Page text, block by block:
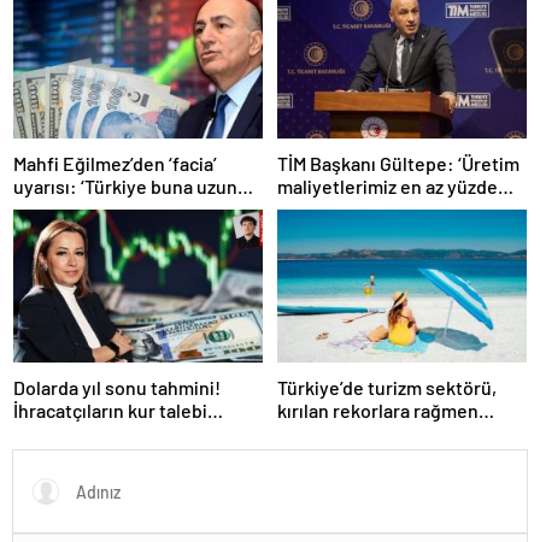
Mahfi Eğilmez’den ‘facia’
uyarısı: ‘Türkiye buna uzun
süre katlanamaz…’
TİM Başkanı Gültepe: ‘Üretim
maliyetlerimiz en az yüzde
100 arttı’
Dolarda yıl sonu tahmini!
İhracatçıların kur talebi
Türkiye’de turizm sektörü,
kırılan rekorlara rağmen